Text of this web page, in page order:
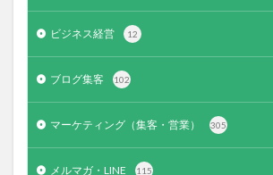
ビジネス経営 12
ブログ集客 102
マーケティング（集客・営業） 305
メルマガ・LINE 115